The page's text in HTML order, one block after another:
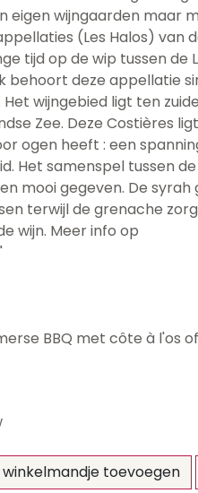
eigen wijngaarden maar
(Les Halos) van
tijd op de wip tussen de
behoort deze appellatie
wijngebied ligt ten
Zee. Deze Costières
ogen heeft : een
Het samenspel tussen
mooi gegeven. De syrah
terwijl de grenache
wijn. Meer info op
BBQ met côte à l'os
winkelmandje toevoegen